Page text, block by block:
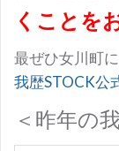
くことを
最ぜひ女川町
我歴STOCK公
＜昨年の